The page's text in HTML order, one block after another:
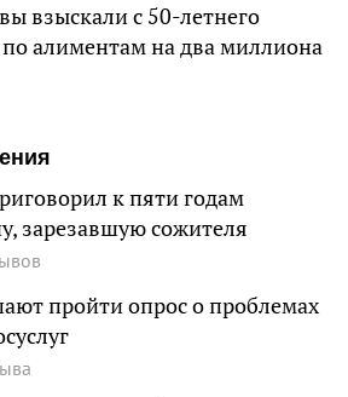
взыскали с 50-летнего
алиментам на два миллиона
к пяти годам
зарезавшую сожителя
пройти опрос о проблемах